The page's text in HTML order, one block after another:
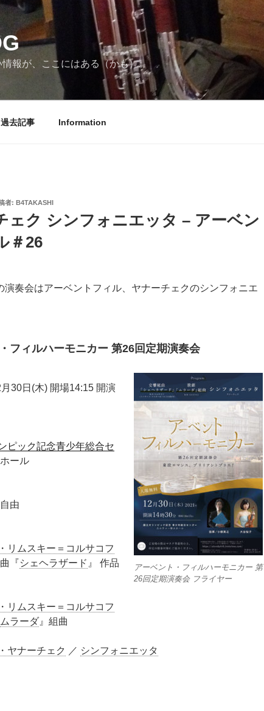
報が、ここにはある（かも）。
過去記事 Information
者: B4TAKASHI
ェク シンフォニエッタ – アーベン
＃26
演奏会はアーベントフィル、ヤナーチェクのシンフォニエ
フィルハーモニカー 第26回定期演奏会
アーベント・フィルハーモニカー 第
26回定期演奏会 フライヤー
30日(木) 開場14:15 開演
ピック記念青少年総合セ
ール
由
リムスキー＝コルサコフ
『シェヘラザード 』 作品
リムスキー＝コルサコフ
ムラーダ』組曲
ヤナーチェク ／ シンフォニエッタ